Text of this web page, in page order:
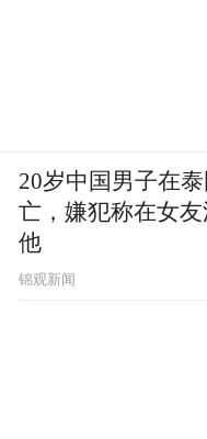
20岁中国男子在
亡，嫌犯称在女
他
锦观新闻